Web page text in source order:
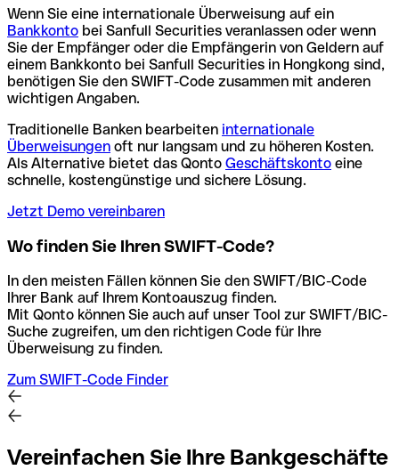
Wenn Sie eine internationale Überweisung auf ein
Bankkonto bei Sanfull Securities veranlassen oder wenn
Sie der Empfänger oder die Empfängerin von Geldern auf
einem Bankkonto bei Sanfull Securities in Hongkong sind,
benötigen Sie den SWIFT-Code zusammen mit anderen
wichtigen Angaben.
Traditionelle Banken bearbeiten internationale
Überweisungen oft nur langsam und zu höheren Kosten.
Als Alternative bietet das Qonto Geschäftskonto eine
schnelle, kostengünstige und sichere Lösung.
Jetzt Demo vereinbaren
Wo finden Sie Ihren SWIFT-Code?
In den meisten Fällen können Sie den SWIFT/BIC-Code
Ihrer Bank auf Ihrem Kontoauszug finden.
Mit Qonto können Sie auch auf unser Tool zur SWIFT/BIC-
Suche zugreifen, um den richtigen Code für Ihre
Überweisung zu finden.
Zum SWIFT-Code Finder
Vereinfachen Sie Ihre Bankgeschäfte